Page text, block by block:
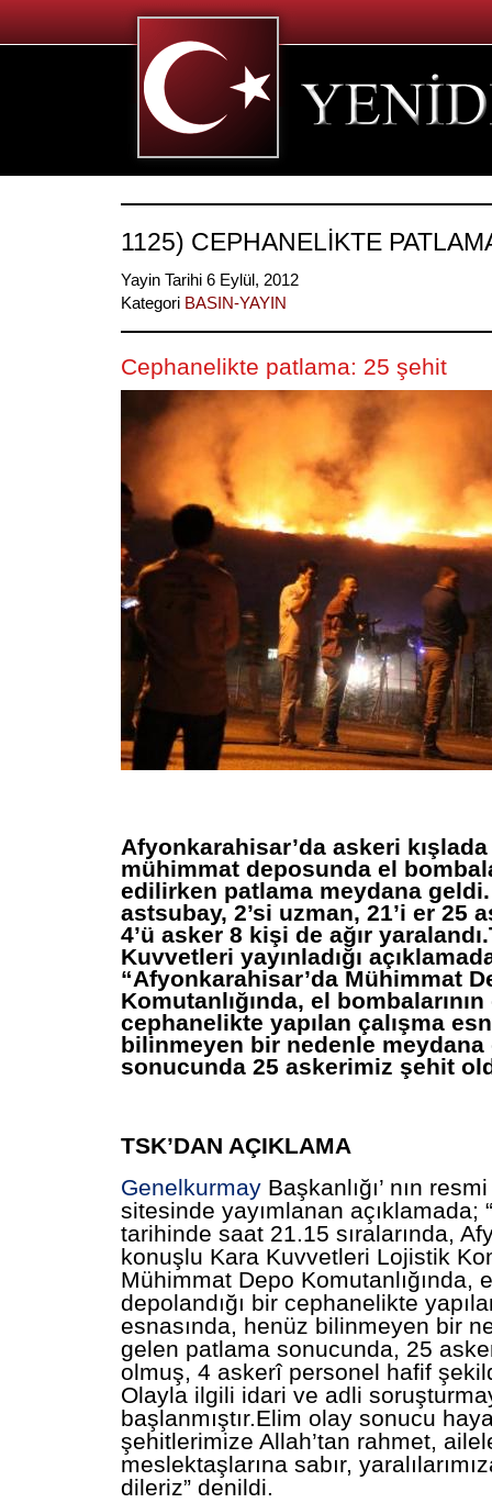
1125) CEPHANELİKTE
Yayin Tarihi 6 Eylül, 2012
Kategori BASIN-YAYIN
Cephanelikte patlama: 25 şehit
Afyonkarahisar’da askeri
mühimmat deposunda el
edilirken patlama meydana geldi.
astsubay, 2’si uzman, 21’i er 25
4’ü asker 8 kişi de ağır
Kuvvetleri yayınladığı
“Afyonkarahisar’da Mühimmat
Komutanlığında, el
cephanelikte yapılan çalışma
bilinmeyen bir nedenle meydana
sonucunda 25 askerimiz şehit
TSK’DAN AÇIKLAMA
Genelkurmay Başkanlığı’ nın
sitesinde yayımlanan açıklamada;
tarihinde saat 21.15 sıralarında,
konuşlu Kara Kuvvetleri Lojistik
Mühimmat Depo Komutanlığında,
depolandığı bir cephanelikte
esnasında, henüz bilinmeyen bir
gelen patlama sonucunda, 25
olmuş, 4 askerî personel hafif
Olayla ilgili idari ve adli
başlanmıştır.Elim olay sonucu
şehitlerimize Allah’tan rahmet,
meslektaşlarına sabır,
dileriz” denildi.